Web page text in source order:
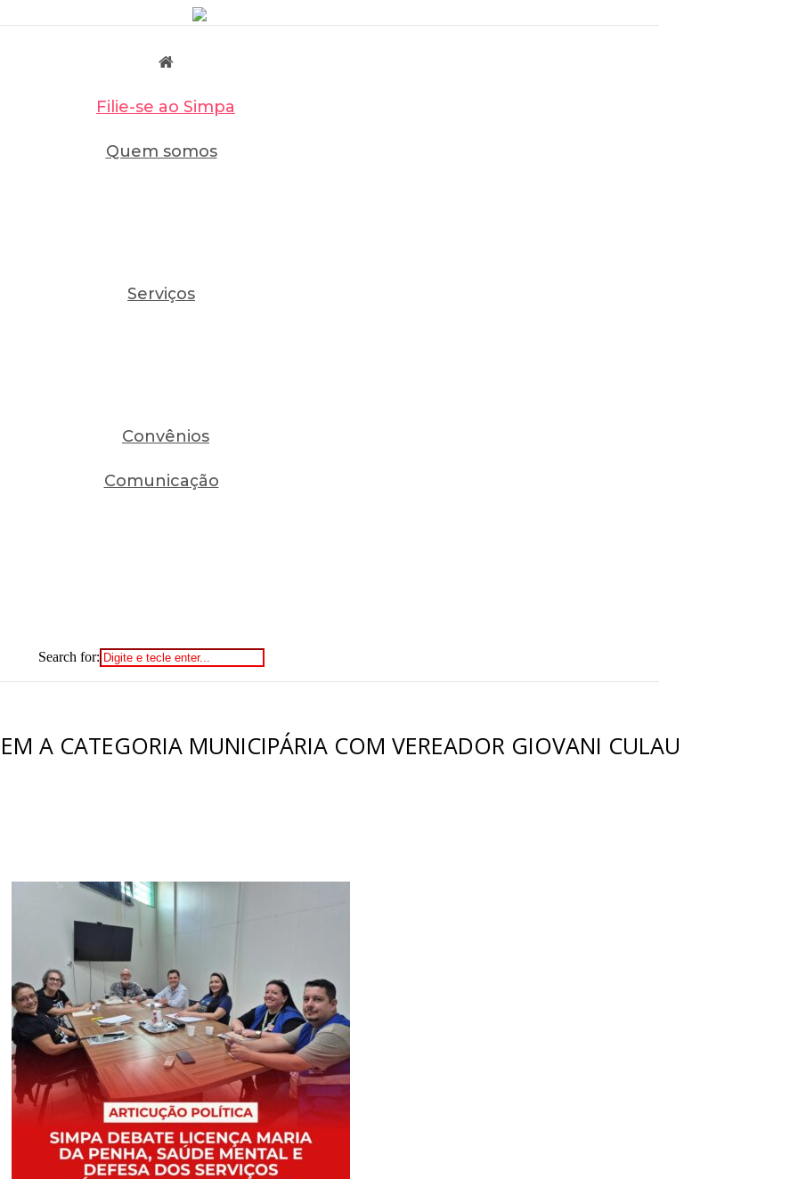
Filie-se ao Simpa
Quem somos
Serviços
Convênios
Comunicação
Search for:
A CATEGORIA MUNICIPÁRIA COM VEREADOR GIOVANI CULAU